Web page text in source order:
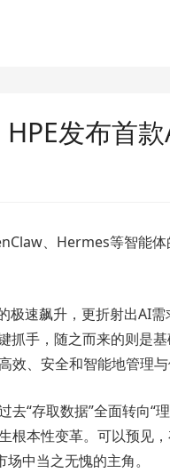
发布首
、Hermes等智能体
速飙升，更折射出AI
抓手，随之而来的则是
、安全和智能地管理与
“存取数据”全面转向“
根本性变革。可以预见
中当之无愧的主角。